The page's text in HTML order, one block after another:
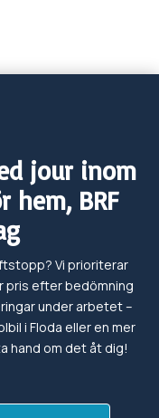
jour inom
BRF
Vi prioriterar
pris efter bedömning
under arbetet –
i Floda eller en mer
hand om det åt dig!